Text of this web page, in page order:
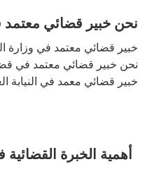
نحن خبير قضائي
خبير قضائي معتمد في وزارة
نحن خبير قضائي معتمد في
خبير قضائي معمد في النيابة
أهمية الخبرة القضائية